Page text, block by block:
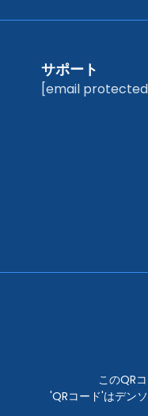
サポート
[email
このQR
'QRコード'はデン